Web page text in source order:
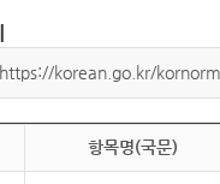
https://korean.go.kr/
항목명(국문)